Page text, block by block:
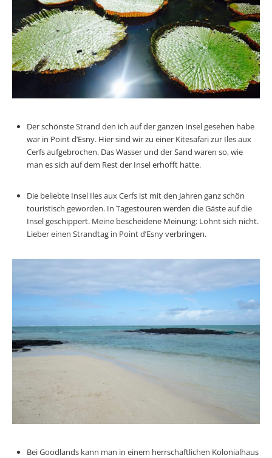
Der schönste Strand den ich auf der ganzen Insel gesehen habe
war in Point d’Esny. Hier sind wir zu einer Kitesafari zur Iles aux
Cerfs aufgebrochen. Das Wasser und der Sand waren so, wie
man es sich auf dem Rest der Insel erhofft hatte.
Die beliebte Insel Iles aux Cerfs ist mit den Jahren ganz schön
touristisch geworden. In Tagestouren werden die Gäste auf die
Insel geschippert. Meine bescheidene Meinung: Lohnt sich nicht.
Lieber einen Strandtag in Point d’Esny verbringen.
Bei Goodlands kann man in einem herrschaftlichen Kolonialhaus